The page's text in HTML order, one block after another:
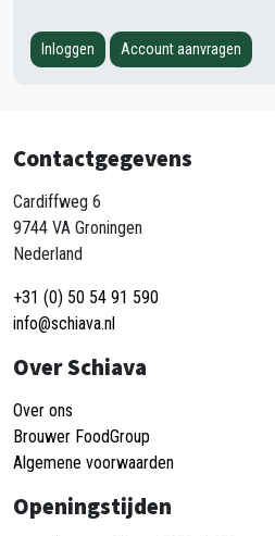
Inloggen Account aanvragen
Contactgegevens
Cardiffweg 6
9744 VA Groningen
Nederland
+31 (0) 50 54 91 590
info@schiava.nl
Over Schiava
Over ons
Brouwer FoodGroup
Algemene voorwaarden
Openingstijden